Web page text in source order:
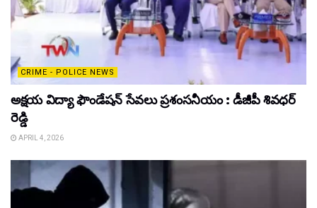
CRIME - POLICE NEWS
అక్షయ విద్యా ఫౌండేషన్ సేవలు ప్రశంసనీయం : డీజీపీ శివధర్
రెడ్డి
APRIL 4, 2026